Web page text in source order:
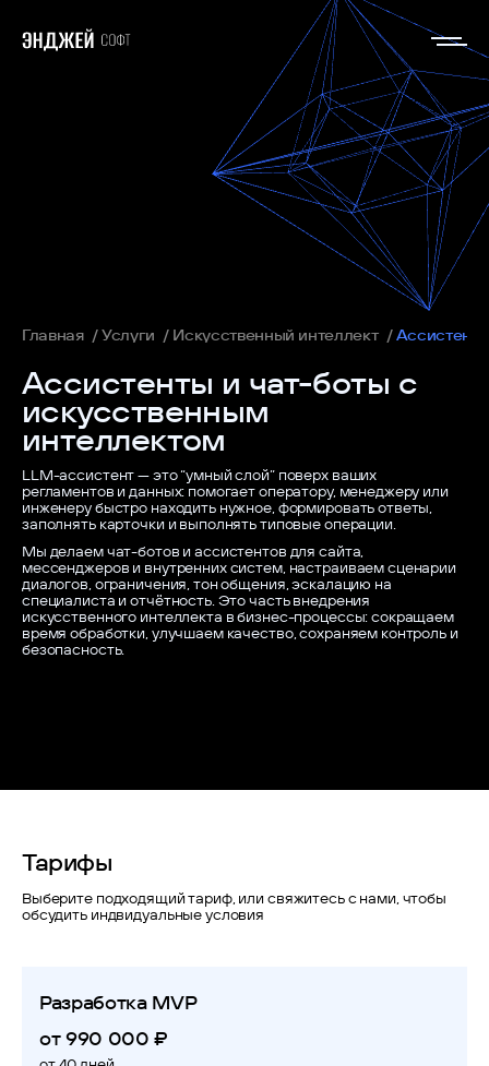
Главная Услуги Искусственный интеллект
Ассистенты и чат-боты с
искусственным
интеллектом
LLM-ассистент — это “умный слой” поверх ваших
регламентов и данных: помогает оператору, менеджеру или
инженеру быстро находить нужное, формировать ответы,
заполнять карточки и выполнять типовые операции.
Мы делаем чат-ботов и ассистентов для сайта,
мессенджеров и внутренних систем, настраиваем сценарии
диалогов, ограничения, тон общения, эскалацию на
специалиста и отчётность. Это часть внедрения
искусственного интеллекта в бизнес-процессы: сокращаем
время обработки, улучшаем качество, сохраняем контроль и
безопасность.
Тарифы
Выберите подходящий тариф, или свяжитесь с нами, чтобы
обсудить индвидуальные условия
Разработка MVP
от 990 000 ₽